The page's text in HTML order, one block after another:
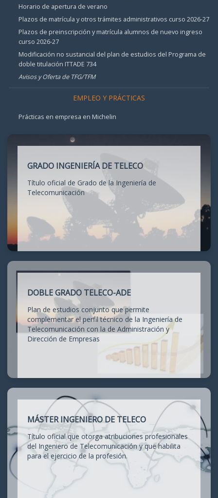
Horario de apertura de verano
Plazos de matrícula y otros trámites administrativos curso 2026-27
Plazos de preinscripción y matrícula alumnos de nuevo ingreso
curso 2026-27
Modificación no sustancial del plan de estudios del Programa de
doble titulación ITTADE 734
Avisos y Oferta de TFG/TFM
EMPLEO Y PRÁCTICAS
Prácticas en empresa en Michelin
GRADO INGENIERÍA DE TELECO
Título oficial de Grado de la Ingeniería de
Telecomunicación
DOBLE GRADO TELECO-ADE
Plan de estudios conjunto que permite
complementar el perfil técnico de la Ingeniería de
Telecomunicación con la de Administración y
Dirección de Empresas
MÁSTER INGENIERO DE TELECO
Título oficial que otorga atribuciones profesionales
del Ingeniero de Telecomunicación y que habilita
para el ejercicio de la profesión.